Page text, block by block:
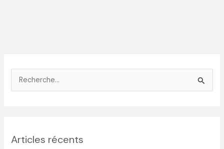
e
Articles récents